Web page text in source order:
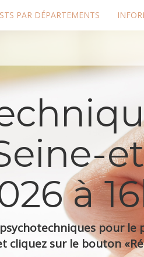
PAR DÉPARTEMENTS
à
pour
cliquez sur le bouton